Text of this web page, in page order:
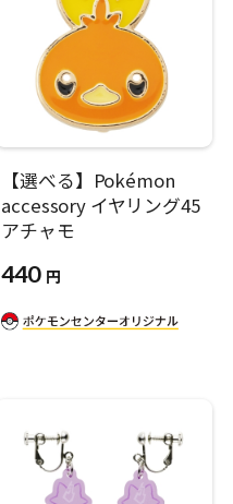
【選べる】Pokémon
accessory イヤリング45
アチャモ
440 円